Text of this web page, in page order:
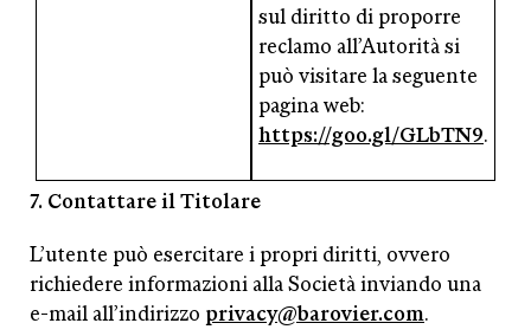
sul diritto di proporre
reclamo all’Autorità si
può visitare la seguente
pagina web:
https://goo.gl/GLbTN9.
7. Contattare il Titolare
L’utente può esercitare i propri diritti, ovvero
richiedere informazioni alla Società inviando una
e-mail all’indirizzo privacy@barovier.com.